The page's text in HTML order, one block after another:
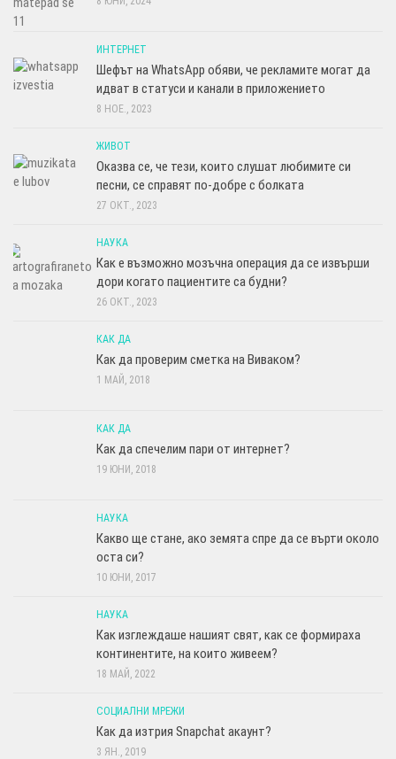
ИНТЕРНЕТ
Шефът на WhatsApp обяви, че рекламите могат да
идват в статуси и канали в приложението
8 НОЕ., 2023
ЖИВОТ
Оказва се, че тези, които слушат любимите си
песни, се справят по-добре с болката
27 ОКТ., 2023
НАУКА
Как е възможно мозъчна операция да се извърши
дори когато пациентите са будни?
26 ОКТ., 2023
КАК ДА
Как да проверим сметка на Виваком?
1 МАЙ, 2018
КАК ДА
Как да спечелим пари от интернет?
19 ЮНИ, 2018
НАУКА
Какво ще стане, ако земята спре да се върти около
оста си?
10 ЮНИ, 2017
НАУКА
Как изглеждаше нашият свят, как се формираха
континентите, на които живеем?
18 МАЙ, 2022
СОЦИАЛНИ МРЕЖИ
Как да изтрия Snapchat акаунт?
3 ЯН., 2019